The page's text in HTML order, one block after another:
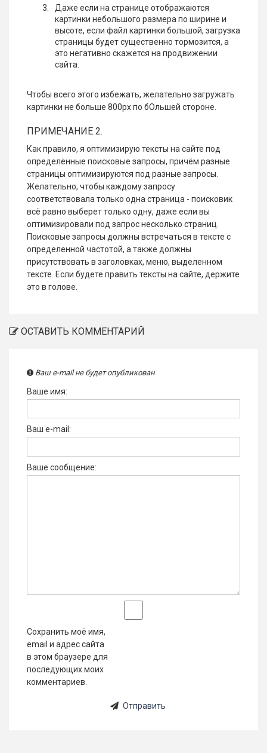
Даже если на странице отображаются
картинки небольшого размера по ширине и
высоте, если файл картинки большой, загрузка
страницы будет существенно тормозится, а
это негативно скажется на продвижении
сайта.
Чтобы всего этого избежать, желательно загружать
картинки не больше 800рх по бОльшей стороне.
ПРИМЕЧАНИЕ 2.
Как правило, я оптимизирую тексты на сайте под
определённые поисковые запросы, причём разные
страницы оптимизируются под разные запросы.
Желательно, чтобы каждому запросу
соответствовала только одна страница - поисковик
всё равно выберет только одну, даже если вы
оптимизировали под запрос несколько страниц.
Поисковые запросы должны встречаться в тексте с
определенной частотой, а также должны
присутствовать в заголовках, меню, выделенном
тексте. Если будете править тексты на сайте, держите
это в голове.
ОСТАВИТЬ КОММЕНТАРИЙ
Ваш e-mail не будет опубликован
Ваше имя:
Ваш e-mail:
Ваше сообщение:
Сохранить моё имя,
email и адрес сайта
в этом браузере для
последующих моих
комментариев.